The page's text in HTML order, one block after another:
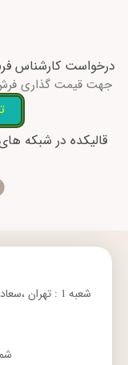
درخواست کارشناس
جهت قیمت گذاری فرش
قالیکده در شبکه
شعبه 1 :